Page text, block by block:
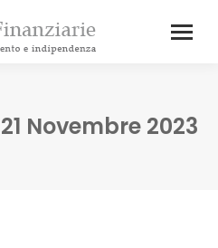
21 Novembre 2023